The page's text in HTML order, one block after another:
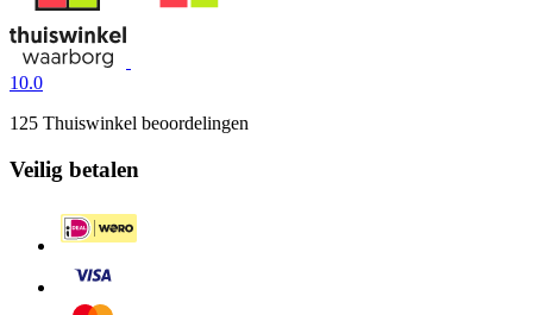
10.0
125 Thuiswinkel beoordelingen
Veilig betalen